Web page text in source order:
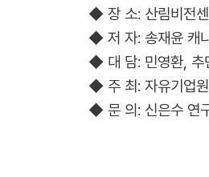
◆ 장 소: 산림비전
◆ 저 자: 송재윤 캐
◆ 대 담: 민영환, 추
◆ 주 최: 자유기업원
◆ 문 의: 신은수